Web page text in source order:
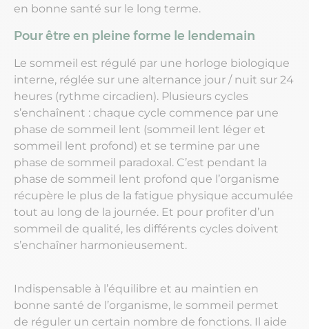
en bonne santé sur le long terme.
Pour être en pleine forme le lendemain
Le sommeil est régulé par une horloge biologique
interne, réglée sur une alternance jour / nuit sur 24
heures (rythme circadien). Plusieurs cycles
s’enchaînent : chaque cycle commence par une
phase de sommeil lent (sommeil lent léger et
sommeil lent profond) et se termine par une
phase de sommeil paradoxal. C’est pendant la
phase de sommeil lent profond que l’organisme
récupère le plus de la fatigue physique accumulée
tout au long de la journée. Et pour profiter d’un
sommeil de qualité, les différents cycles doivent
s’enchaîner harmonieusement.
Indispensable à l’équilibre et au maintien en
bonne santé de l’organisme, le sommeil permet
de réguler un certain nombre de fonctions. Il aide